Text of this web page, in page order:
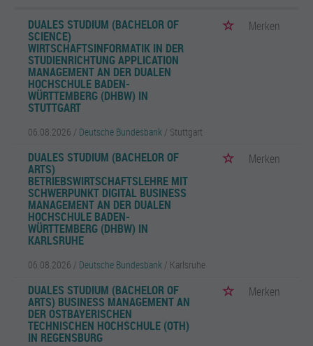
DUALES STUDIUM (BACHELOR OF
SCIENCE)
WIRTSCHAFTSINFORMATIK IN DER
STUDIENRICHTUNG APPLICATION
MANAGEMENT AN DER DUALEN
HOCHSCHULE BADEN-
WÜRTTEMBERG (DHBW) IN
STUTTGART
Merken
06.08.2026 / Deutsche Bundesbank / Stuttgart
DUALES STUDIUM (BACHELOR OF
ARTS)
BETRIEBSWIRTSCHAFTSLEHRE MIT
SCHWERPUNKT DIGITAL BUSINESS
MANAGEMENT AN DER DUALEN
HOCHSCHULE BADEN-
WÜRTTEMBERG (DHBW) IN
KARLSRUHE
Merken
06.08.2026 / Deutsche Bundesbank / Karlsruhe
DUALES STUDIUM (BACHELOR OF
ARTS) BUSINESS MANAGEMENT AN
DER OSTBAYERISCHEN
TECHNISCHEN HOCHSCHULE (OTH)
IN REGENSBURG
Merken